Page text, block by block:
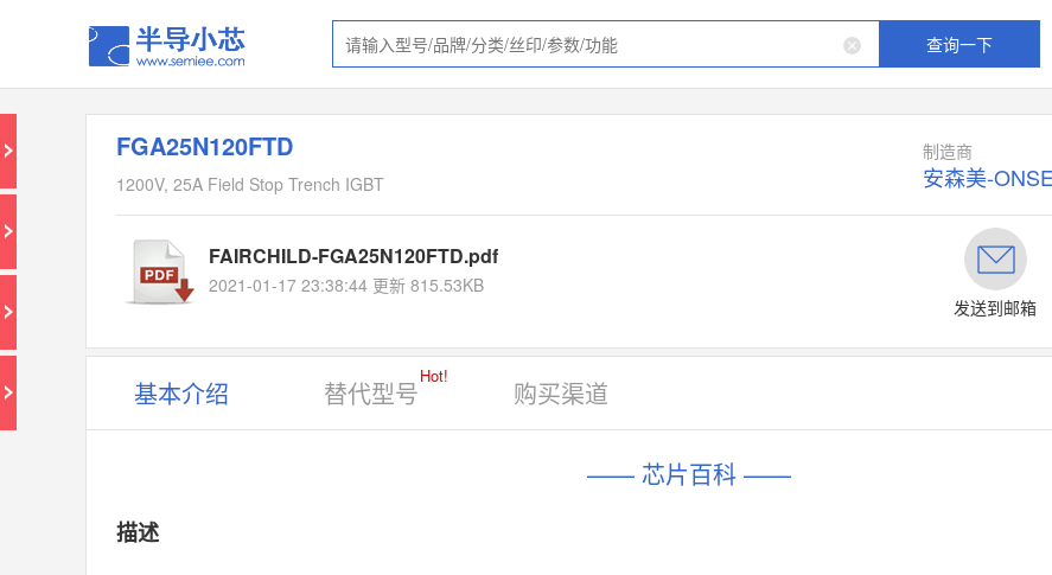
查询一下
FGA25N120FTD
1200V, 25A Field Stop Trench IGBT
制造商
安森美-
FAIRCHILD-FGA25N120FTD.pdf
2021-01-17 23:38:44 更新 815.53KB
发送到邮箱
基本介绍 替代型号
Hot!
购买渠道
—— 芯片百科 ——
描述